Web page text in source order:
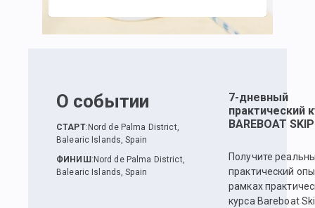
О событии
СТАРТ: Nord de Palma District,
Balearic Islands, Spain
ФИНИШ : Nord de Palma District,
Balearic Islands, Spain
7-дневный
практический
BAREBOAT
Получите
практический
рамках
курса Bareboat